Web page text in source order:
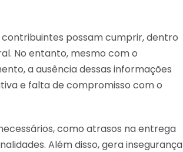
possam cumprir, dentro
No entanto, mesmo com o
a ausência dessas informações
e falta de compromisso com o
como atrasos na entrega
Além disso, gera insegurança